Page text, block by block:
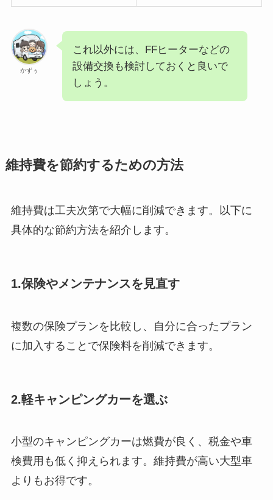
かずぅ
これ以外には、FFヒーターなどの
設備交換も検討しておくと良いで
しょう。
維持費を節約するための方法
維持費は工夫次第で大幅に削減できます。以下に
具体的な節約方法を紹介します。
1.保険やメンテナンスを見直す
複数の保険プランを比較し、自分に合ったプラン
に加入することで保険料を削減できます。
2.軽キャンピングカーを選ぶ
小型のキャンピングカーは燃費が良く、税金や車
検費用も低く抑えられます。維持費が高い大型車
よりもお得です。